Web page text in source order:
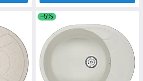
–5%